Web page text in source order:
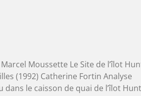
Moussette Le Site de l’îlot
(1992) Catherine Fortin Analyse
le caisson de quai de l’îlot